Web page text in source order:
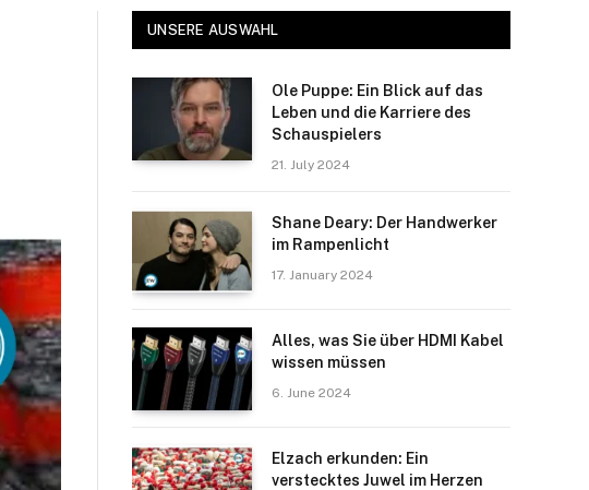
UNSERE AUSWAHL
Ole Puppe: Ein Blick auf das
Leben und die Karriere des
Schauspielers
21. July 2024
Shane Deary: Der Handwerker
im Rampenlicht
17. January 2024
Alles, was Sie über HDMI Kabel
wissen müssen
6. June 2024
Elzach erkunden: Ein
verstecktes Juwel im Herzen